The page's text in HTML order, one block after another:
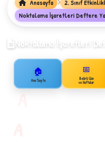
Anasayfa 2. Sınıf
Noktalama İşaretleri Deftere
Noktalama İşaretleri
🏠
Ana Sayfa
📅
Belirli Gün
ve Haftalar